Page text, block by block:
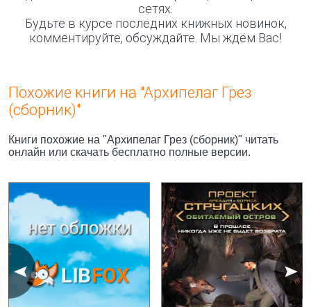
сетях.
Будьте в курсе последних книжных новинок,
комментируйте, обсуждайте. Мы ждём Вас!
Похожие книги на "Архипелаг Грез
(сборник)"
Книги похожие на "Архипелаг Грез (сборник)" читать
онлайн или скачать бесплатно полные версии.